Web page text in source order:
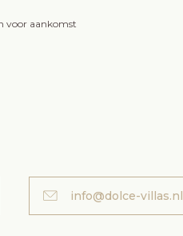
voor aankomst
info@dolce-villas.nl